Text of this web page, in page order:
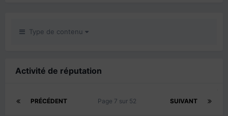
Type de contenu
Activité de réputation
PRÉCÉDENT SUIVANT
Page 7 sur 52